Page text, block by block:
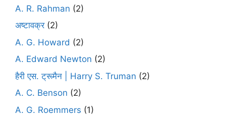
A. R. Rahman (2)
अष्टावक्र(2)
A. G. Howard (2)
A. Edward Newton (2)
हैरी एस. ट्रूमैन | Harry S. Truman (2)
A. C. Benson (2)
A. G. Roemmers (1)